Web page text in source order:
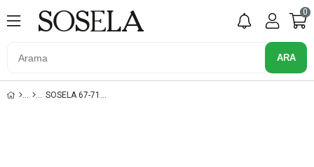
0
SOSELA 67-7123 KROKO/KAHVE